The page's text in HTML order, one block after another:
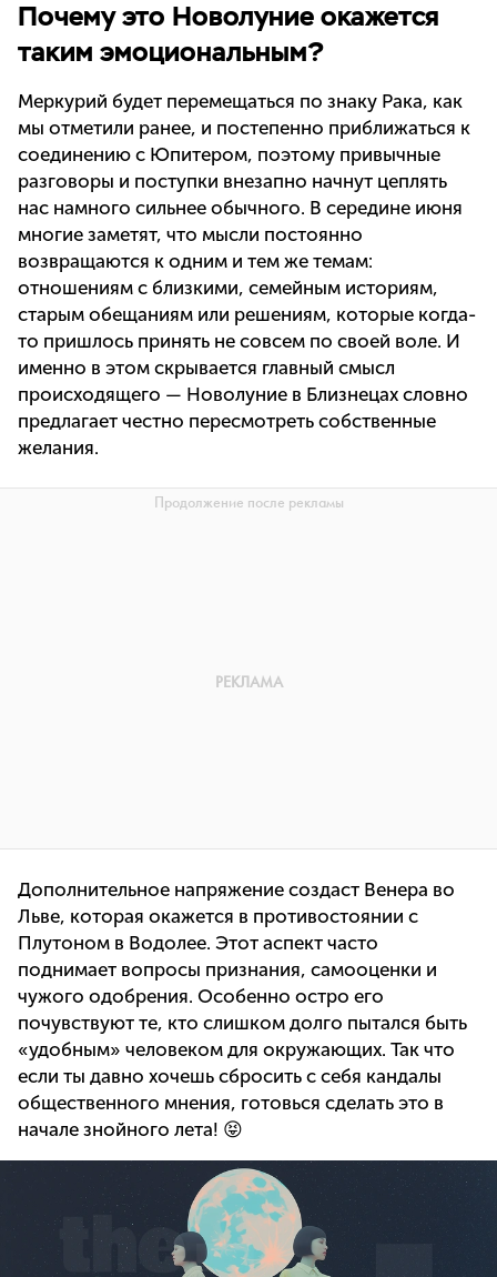
Почему это Новолуние окажется
таким эмоциональным?
Меркурий будет перемещаться по знаку Рака, как
мы отметили ранее, и постепенно приближаться к
соединению с Юпитером, поэтому привычные
разговоры и поступки внезапно начнут цеплять
нас намного сильнее обычного. В середине июня
многие заметят, что мысли постоянно
возвращаются к одним и тем же темам:
отношениям с близкими, семейным историям,
старым обещаниям или решениям, которые когда-
то пришлось принять не совсем по своей воле. И
именно в этом скрывается главный смысл
происходящего — Новолуние в Близнецах словно
предлагает честно пересмотреть собственные
желания.
Дополнительное напряжение создаст Венера во
Льве, которая окажется в противостоянии с
Плутоном в Водолее. Этот аспект часто
поднимает вопросы признания, самооценки и
чужого одобрения. Особенно остро его
почувствуют те, кто слишком долго пытался быть
«удобным» человеком для окружающих. Так что
если ты давно хочешь сбросить с себя кандалы
общественного мнения, готовься сделать это в
начале знойного лета! 😝